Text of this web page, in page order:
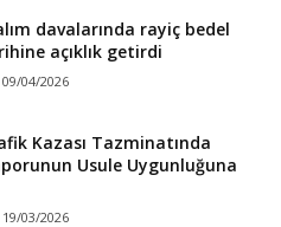
davalarında rayiç bedel
açıklık getirdi
09/04/2026
Kazası Tazminatında
Usule Uygunluğuna
19/03/2026